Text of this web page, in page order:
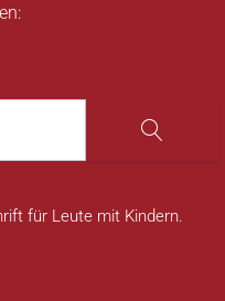
Suche
für Leute mit Kindern.